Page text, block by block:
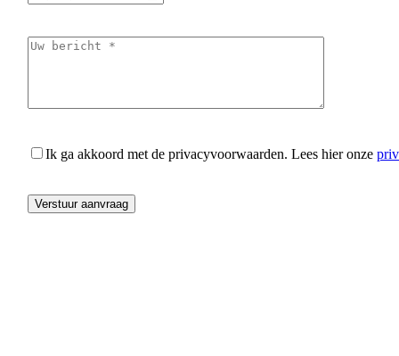
Ik ga akkoord met de privacyvoorwaarden. Lees hier onze